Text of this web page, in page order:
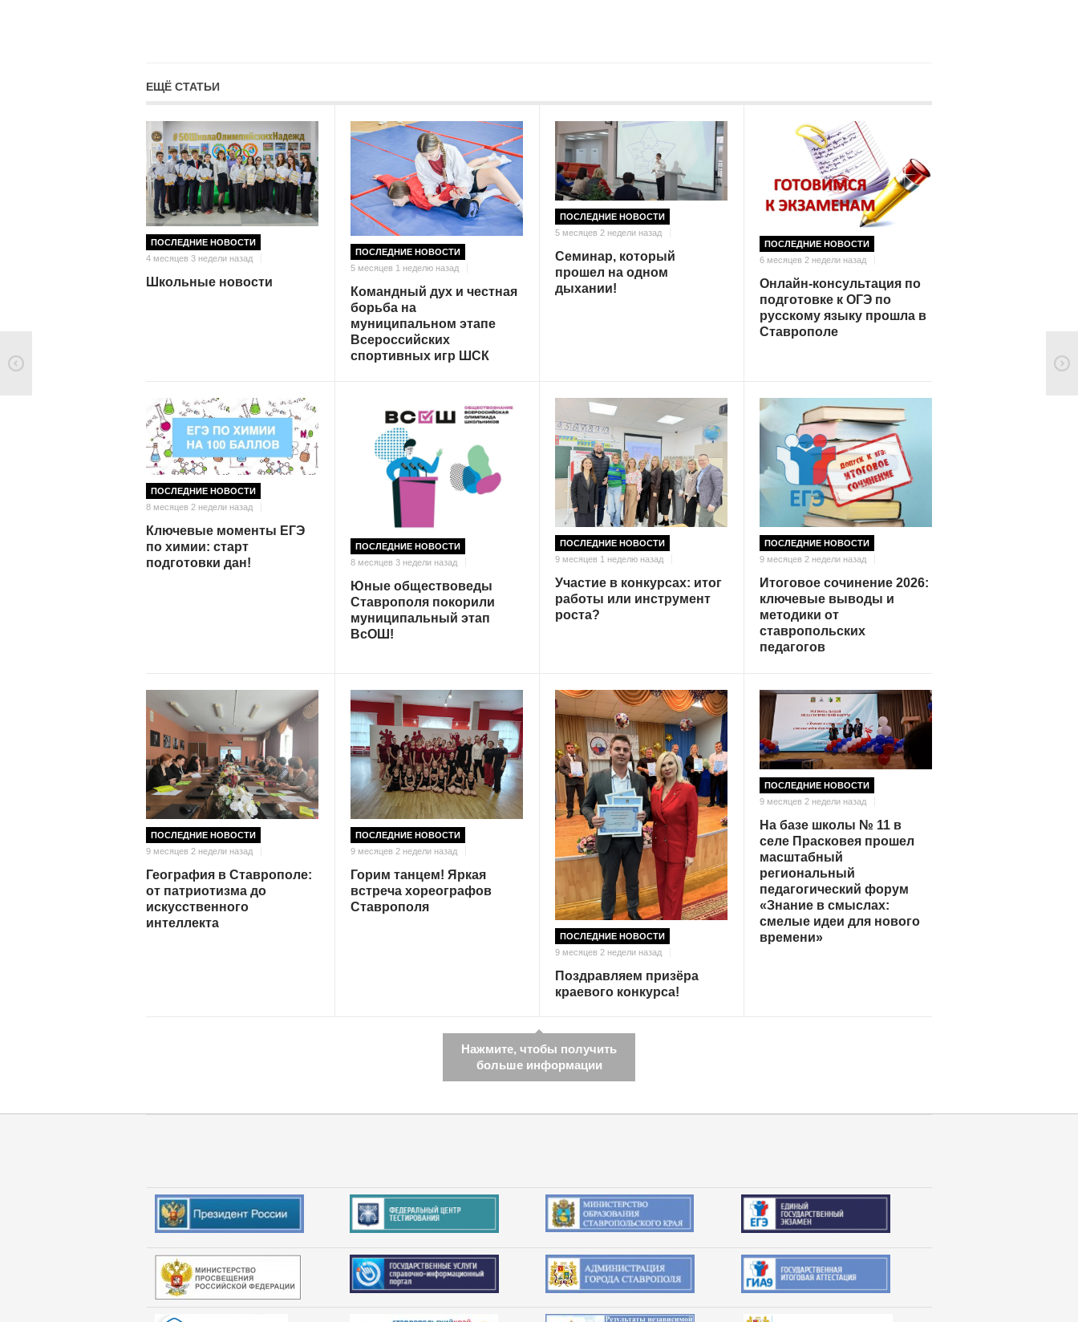
ЕЩЁ СТАТЬИ
ПОСЛЕДНИЕ НОВОСТИ
4 месяцев 3 недели назад
Школьные новости
ПОСЛЕДНИЕ НОВОСТИ
5 месяцев 1 неделю назад
Командный дух и честная
борьба на
муниципальном этапе
Всероссийских
спортивных игр ШСК
ПОСЛЕДНИЕ НОВОСТИ
5 месяцев 2 недели назад
Семинар, который
прошел на одном
дыхании!
ПОСЛЕДНИЕ НОВОСТИ
6 месяцев 2 недели назад
Онлайн-консультация по
подготовке к ОГЭ по
русскому языку прошла в
Ставрополе
ПОСЛЕДНИЕ НОВОСТИ
8 месяцев 2 недели назад
Ключевые моменты ЕГЭ
по химии: старт
подготовки дан!
ПОСЛЕДНИЕ НОВОСТИ
8 месяцев 3 недели назад
Юные обществоведы
Ставрополя покорили
муниципальный этап
ВсОШ!
ПОСЛЕДНИЕ НОВОСТИ
9 месяцев 1 неделю назад
Участие в конкурсах: итог
работы или инструмент
роста?
ПОСЛЕДНИЕ НОВОСТИ
9 месяцев 2 недели назад
Итоговое сочинение 2026:
ключевые выводы и
методики от
ставропольских
педагогов
ПОСЛЕДНИЕ НОВОСТИ
9 месяцев 2 недели назад
География в Ставрополе:
от патриотизма до
искусственного
интеллекта
ПОСЛЕДНИЕ НОВОСТИ
9 месяцев 2 недели назад
Горим танцем! Яркая
встреча хореографов
Ставрополя
ПОСЛЕДНИЕ НОВОСТИ
9 месяцев 2 недели назад
Поздравляем призёра
краевого конкурса!
ПОСЛЕДНИЕ НОВОСТИ
9 месяцев 2 недели назад
На базе школы № 11 в
селе Прасковея прошел
масштабный
региональный
педагогический форум
«Знание в смыслах:
смелые идеи для нового
времени»
Нажмите, чтобы получить
больше информации